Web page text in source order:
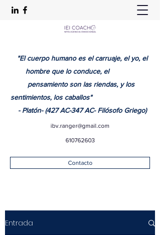
"El cuerpo humano es el carruaje, el yo, el
hombre que lo conduce, el
pensamiento son las riendas, y los
sentimientos, los caballos"
- Platón- (427 AC-347 AC- Filósofo Griego)
ibv.ranger@gmail.com
610762603
Contacto
Entrada